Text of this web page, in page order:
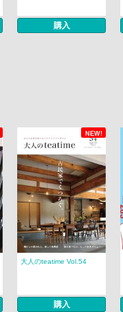
購入
NEW!
大人のteatime Vol.54
購入